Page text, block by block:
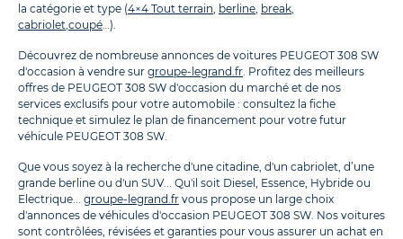
la catégorie et type (4×4 Tout terrain berline break
cabriolet coupé …).
Découvrez de nombreuse annonces de voitures PEUGEOT 308 SW
d'occasion à vendre sur groupe-legrand.fr . Profitez des meilleurs
offres de PEUGEOT 308 SW d'occasion du marché et de nos
services exclusifs pour votre automobile : consultez la fiche
technique et simulez le plan de financement pour votre futur
véhicule PEUGEOT 308 SW.
Que vous soyez à la recherche d'une citadine, d'un cabriolet, d’une
grande berline ou d'un SUV... Qu'il soit Diesel, Essence, Hybride ou
Electrique... groupe-legrand.fr vous propose un large choix
d'annonces de véhicules d'occasion PEUGEOT 308 SW. Nos voitures
sont contrôlées, révisées et garanties pour vous assurer un achat en